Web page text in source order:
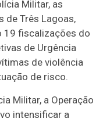
Militar, as
de Três Lagoas,
19 fiscalizações do
de Urgência
de violência
de risco.
Militar, a Operação
intensificar a